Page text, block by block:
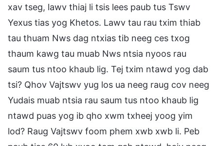
xav tseg, lawv thiaj li tsis lees paub tus Tswv
Yexus tias yog Khetos. Lawv tau rau txim thiab
tau thuam Nws dag ntxias tib neeg ces txog
thaum kawg tau muab Nws ntsia nyoos rau
saum tus ntoo khaub lig. Tej txim ntawd yog dab
tsi? Qhov Vajtswv yug los ua neeg raug cov neeg
Yudais muab ntsia rau saum tus ntoo khaub lig
ntawd puas yog ib qho xwm txheej yoog yim
lod? Raug Vajtswv foom phem xwb xwb li. Peb